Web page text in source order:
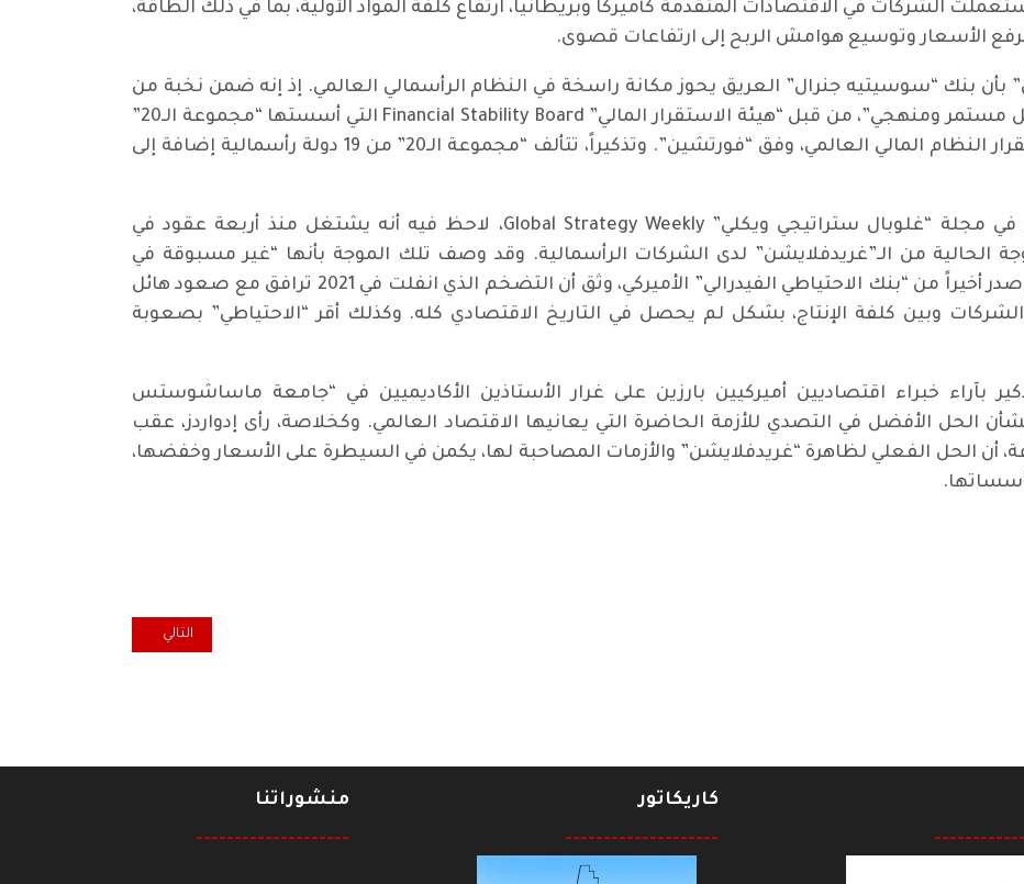
الشركات في الاقتصادات المتقدمة كأميركا وبريطانيا، ارتفاع كلفة المواد الأولية، بما في ذلك الطاقة،
لرفع الأسعار وتوسيع هوامش الربح إلى ارتفاعات قصوى.
بنك “سوسيتيه جنرال” العريق يحوز مكانة راسخة في النظام الرأسمالي العالمي. إذ إنه ضمن نخبة من
البنوك المصنفة بوصفها “مهمة بشكل مستمر ومنهجي”، من قبل “هيئة الاستقرار المالي” Financial Stability Board التي أسستها “مجموعة الـ20”
كي تكون أداة متخصصة في صيانة استقرار النظام المالي العالمي، وفق “فورتشين”. وتذكيراً، تتألف “مجموعة الـ20” من 19 دولة رأسمالية إضافة إلى
وفي السياق نفسه، كتب إدواردز مقالا في مجلة “غلوبال ستراتيجي ويكلي” Global Strategy Weekly، لاحظ فيه أنه يشتغل منذ أربعة عقود في
الحالية من الـ”غريدفلايشن” لدى الشركات الرأسمالية. وقد وصف تلك الموجة بأنها “غير مسبوقة في
التاريخ”. وكذلك استند إدواردز إلى تقرير صدر أخيراً من “بنك الاحتياطي الفيدرالي” الأميركي، وثق أن التضخم الذي انفلت في 2021 ترافق مع صعود هائل
وبين كلفة الإنتاج، بشكل لم يحصل في التاريخ الاقتصادي كله. وكذلك أقر “الاحتياطي” بصعوبة
بآراء خبراء اقتصاديين أميركيين بارزين على غرار الأستاذين الأكاديميين في “جامعة ماساشوستس
بشأن الحل الأفضل في التصدي للأزمة الحاضرة التي يعانيها الاقتصاد العالمي. وكخلاصة، رأى إدواردز، عقب
أن الحل الفعلي لظاهرة “غريدفلايشن” والأزمات المصاحبة لها، يكمن في السيطرة على الأسعار وخفضها،
والعشرين المقال التالي: قاموس
التالي
كاريكاتور
--------------------
منشوراتنا
--------------------